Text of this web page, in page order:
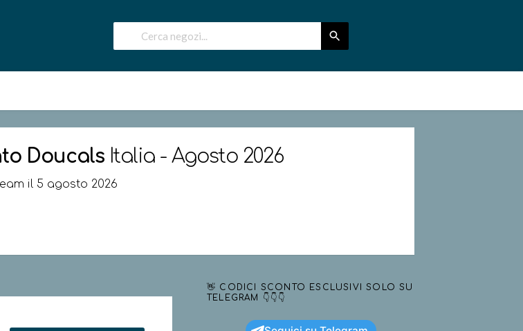
Doucals Italia - Agosto 2026
il 5 agosto 2026
👋 CODICI SCONTO ESCLUSIVI SOLO SU
TELEGRAM 👇👇👇